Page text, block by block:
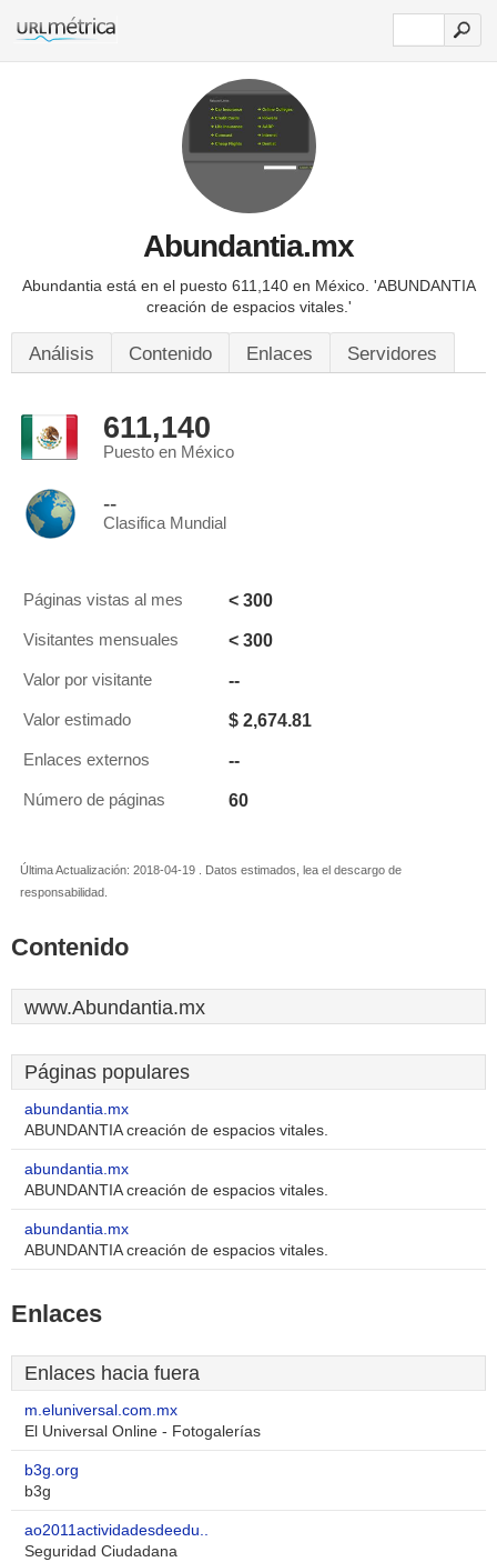
Abundantia.mx
Abundantia está en el puesto 611,140 en México. 'ABUNDANTIA
creación de espacios vitales.'
Análisis Contenido Enlaces Servidores
611,140
Puesto en México
--
Clasifica Mundial
Páginas vistas al mes < 300
Visitantes mensuales < 300
Valor por visitante --
Valor estimado $ 2,674.81
Enlaces externos --
Número de páginas 60
Última Actualización: 2018-04-19 . Datos estimados, lea el descargo de
responsabilidad.
Contenido
www.Abundantia.mx
Páginas populares
abundantia.mx
ABUNDANTIA creación de espacios vitales.
abundantia.mx
ABUNDANTIA creación de espacios vitales.
abundantia.mx
ABUNDANTIA creación de espacios vitales.
Enlaces
Enlaces hacia fuera
m.eluniversal.com.mx
El Universal Online - Fotogalerías
b3g.org
b3g
ao2011actividadesdeedu..
Seguridad Ciudadana